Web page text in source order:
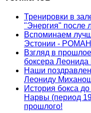
Тренировки в
"Энергия" после
Вспоминаем
Эстонии -
Взгляд в
боксера
Наши
Леониду
История бокса
Нарвы (период
прошлого!